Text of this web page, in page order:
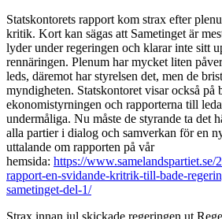
Statskontorets rapport kom strax efter
kritik. Kort kan sägas att Sametinget är
lyder under regeringen och klarar inte sitt
rennäringen. Plenum har mycket liten
leds, däremot har styrelsen det, men de
myndigheten. Statskontoret visar också på
ekonomistyrningen och rapporterna till
undermåliga. Nu måste de styrande ta det
alla partier i dialog och samverkan för en
uttalande om rapporten på vår
hemsida: https://www.samelandspartiet.se/
rapport-en-svidande-kritrik-till-bade-
sametinget-del-1/
Strax innan jul skickade regeringen ut